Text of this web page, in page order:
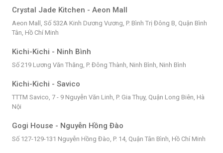
Crystal Jade Kitchen - Aeon Mall
Aeon Mall, Số 532A Kinh Dương Vương, P. Bình Trị Đông B, Quận Bình
Tân, Hồ Chí Minh
Kichi-Kichi - Ninh Bình
Số 219 Lương Văn Thăng, P. Đông Thành, Ninh Bình, Ninh Bình
Kichi-Kichi - Savico
TTTM Savico, 7 - 9 Nguyễn Văn Linh, P. Gia Thụy, Quận Long Biên, Hà
Nội
Gogi House - Nguyễn Hồng Đào
Số 127-129-131 Nguyễn Hồng Đào, P. 14, Quận Tân Bình, Hồ Chí Minh